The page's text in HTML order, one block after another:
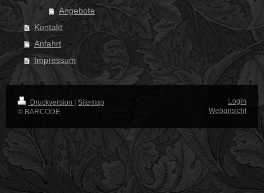
Angebote
Kontakt
Anfahrt
Impressum
Druckversion | Sitemap
© BARCODE
Login
Webansicht